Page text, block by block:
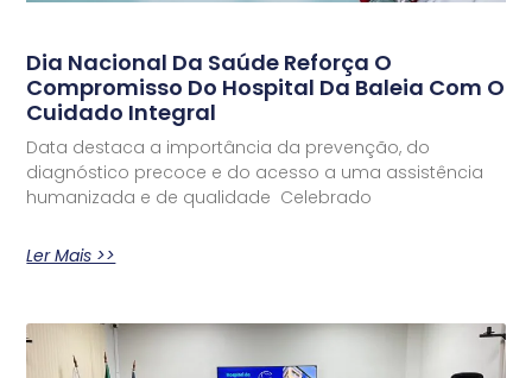
Dia Nacional Da Saúde Reforça O
Compromisso Do Hospital Da Baleia Com O
Cuidado Integral
Data destaca a importância da prevenção, do
diagnóstico precoce e do acesso a uma assistência
humanizada e de qualidade Celebrado
Ler Mais >>